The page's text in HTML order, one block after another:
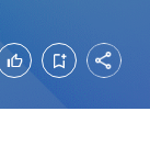
좋아요 북마크